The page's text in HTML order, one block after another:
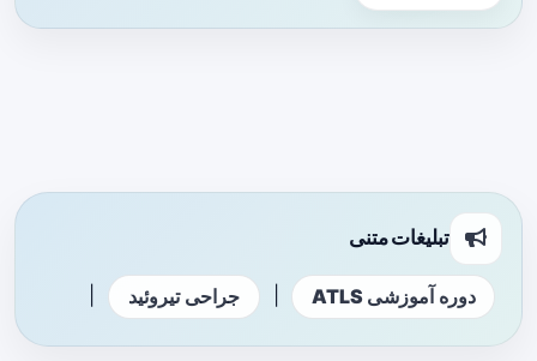
تبلیغات متنی
دوره آموزشی ATLS جراحی تیروئید